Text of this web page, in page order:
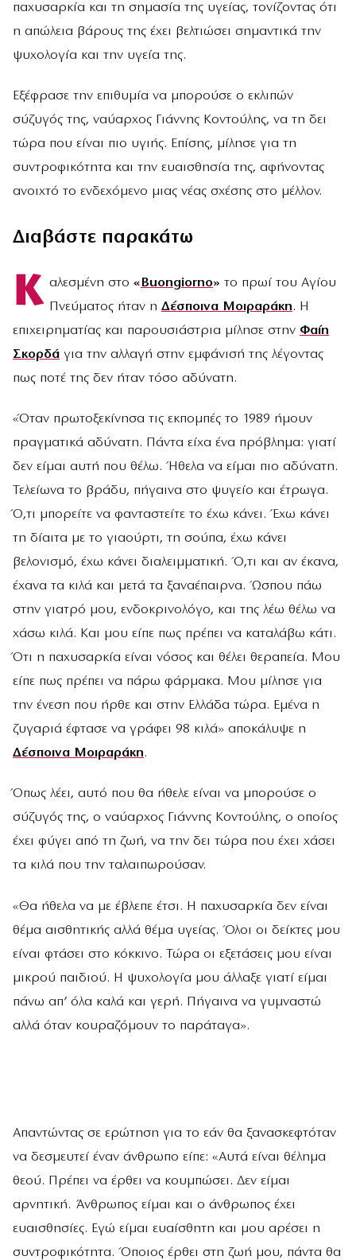
παχυσαρκία και τη σημασία της υγείας, τονίζοντας ότι
η απώλεια βάρους της έχει βελτιώσει σημαντικά την
ψυχολογία και την υγεία της.
Εξέφρασε την επιθυμία να μπορούσε ο εκλιπών
σύζυγός της, ναύαρχος Γιάννης Κοντούλης, να τη δει
τώρα που είναι πιο υγιής. Επίσης, μίλησε για τη
συντροφικότητα και την ευαισθησία της, αφήνοντας
ανοιχτό το ενδεχόμενο μιας νέας σχέσης στο μέλλον.
Διαβάστε παρακάτω
Κ αλεσμένη στο « Buongiorno» το πρωί του Αγίου
Πνεύματος ήταν η Δέσποινα Μοιραράκη. Η
επιχειρηματίας και παρουσιάστρια μίλησε στην Φαίη
Σκορδά για την αλλαγή στην εμφάνισή της λέγοντας
πως ποτέ της δεν ήταν τόσο αδύνατη.
«Όταν πρωτοξεκίνησα τις εκπομπές το 1989 ήμουν
πραγματικά αδύνατη. Πάντα είχα ένα πρόβλημα: γιατί
δεν είμαι αυτή που θέλω. Ήθελα να είμαι πιο αδύνατη.
Τελείωνα το βράδυ, πήγαινα στο ψυγείο και έτρωγα.
Ό,τι μπορείτε να φανταστείτε το έχω κάνει. Έχω κάνει
τη δίαιτα με το γιαούρτι, τη σούπα, έχω κάνει
βελονισμό, έχω κάνει διαλειμματική. Ό,τι και αν έκανα,
έχανα τα κιλά και μετά τα ξαναέπαιρνα. Ώσπου πάω
στην γιατρό μου, ενδοκρινολόγο, και της λέω θέλω να
χάσω κιλά. Και μου είπε πως πρέπει να καταλάβω κάτι.
Ότι η παχυσαρκία είναι νόσος και θέλει θεραπεία. Μου
είπε πως πρέπει να πάρω φάρμακα. Μου μίλησε για
την ένεση που ήρθε και στην Ελλάδα τώρα. Εμένα η
ζυγαριά έφτασε να γράφει 98 κιλά» αποκάλυψε η
Δέσποινα Μοιραράκη.
Όπως λέει, αυτό που θα ήθελε είναι να μπορούσε ο
σύζυγός της, ο ναύαρχος Γιάννης Κοντούλης, ο οποίος
έχει φύγει από τη ζωή, να την δει τώρα που έχει χάσει
τα κιλά που την ταλαιπωρούσαν.
«Θα ήθελα να με έβλεπε έτσι. Η παχυσαρκία δεν είναι
θέμα αισθητικής αλλά θέμα υγείας. Όλοι οι δείκτες μου
είναι φτάσει στο κόκκινο. Τώρα οι εξετάσεις μου είναι
μικρού παιδιού. Η ψυχολογία μου άλλαξε γιατί είμαι
πάνω απ’ όλα καλά και γερή. Πήγαινα να γυμναστώ
αλλά όταν κουραζόμουν το παράταγα».
Απαντώντας σε ερώτηση για το εάν θα ξανασκεφτόταν
να δεσμευτεί έναν άνθρωπο είπε: «Αυτά είναι θέλημα
θεού. Πρέπει να έρθει να κουμπώσει. Δεν είμαι
αρνητική. Άνθρωπος είμαι και ο άνθρωπος έχει
ευαισθησίες. Εγώ είμαι ευαίσθητη και μου αρέσει η
συντροφικότητα. Όποιος έρθει στη ζωή μου, πάντα θα